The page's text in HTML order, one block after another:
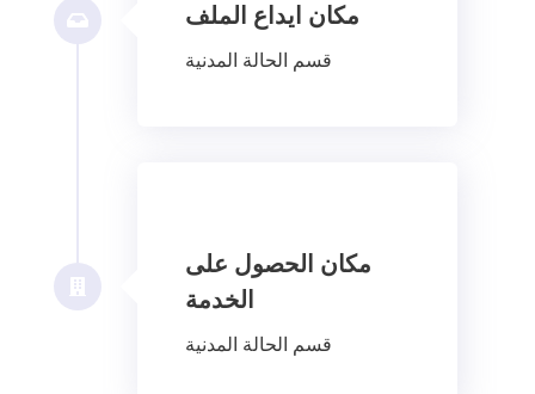
مكان ايداع الملف
قسم الحالة المدنية
مكان الحصول على
الخدمة
قسم الحالة المدنية